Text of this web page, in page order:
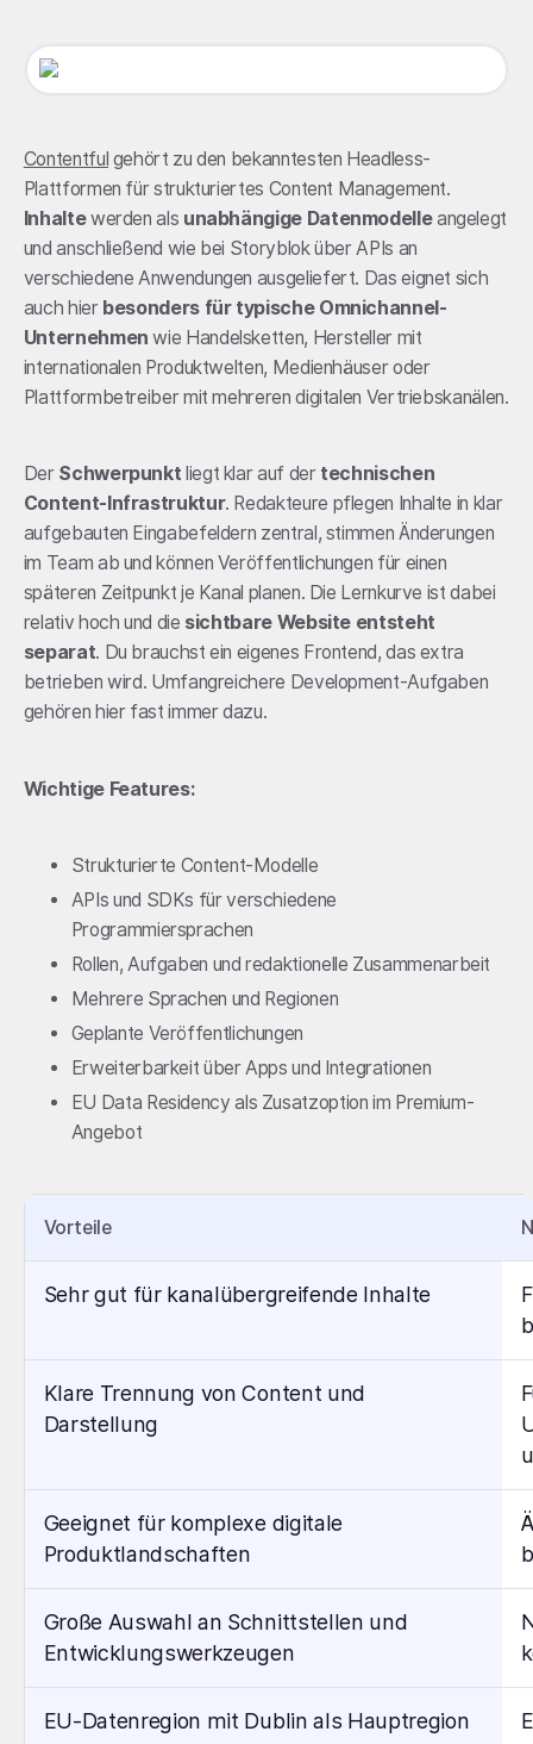
Contentful gehört zu den bekanntesten Headless-
Plattformen für strukturiertes Content Management.
Inhaltewerden als unabhängige Datenmodelleangelegt
und anschließend wie bei Storyblok über APIs an
verschiedene Anwendungen ausgeliefert. Das eignet sich
auch hier besonders für typische Omnichannel-
Unternehmen wie Handelsketten, Hersteller mit
internationalen Produktwelten, Medienhäuser oder
Plattformbetreiber mit mehreren digitalen Vertriebskanälen.
Der Schwerpunkt liegt klar auf der technischen
Content-Infrastruktur. Redakteure pflegen Inhalte in klar
aufgebauten Eingabefeldern zentral, stimmen Änderungen
im Team ab und können Veröffentlichungen für einen
späteren Zeitpunkt je Kanal planen. Die Lernkurve ist dabei
relativ hoch und die sichtbare Website entsteht
separat. Du brauchst ein eigenes Frontend, das extra
betrieben wird. Umfangreichere Development-Aufgaben
gehören hier fast immer dazu.
Wichtige Features:
Strukturierte Content-Modelle
APIs und SDKs für verschiedene
Programmiersprachen
Rollen, Aufgaben und redaktionelle Zusammenarbeit
Mehrere Sprachen und Regionen
Geplante Veröffentlichungen
Erweiterbarkeit über Apps und Integrationen
EU Data Residency als Zusatzoption im Premium-
Angebot
Vorteile
Sehr gut für kanalübergreifende Inhalte
Klare Trennung von Content und
Darstellung
Geeignet für komplexe digitale
Produktlandschaften
Große Auswahl an Schnittstellen und
Entwicklungswerkzeugen
EU-Datenregion mit Dublin als Hauptregion